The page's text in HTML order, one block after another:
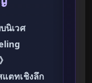
นิเวศ
ตทเชิงลึก